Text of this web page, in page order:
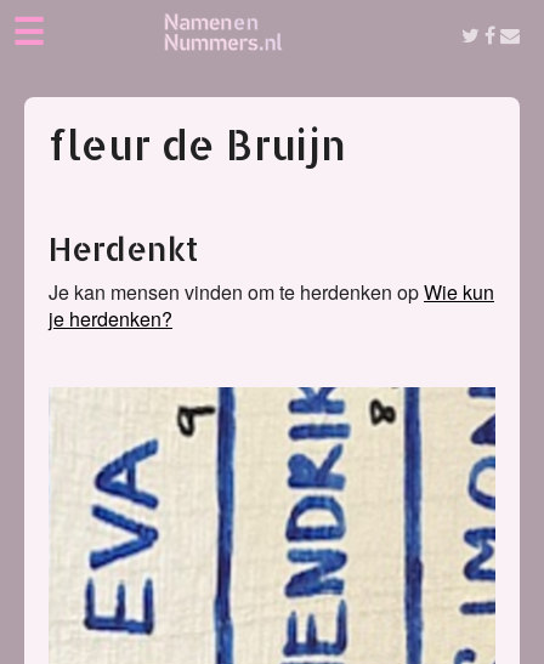
☰
fleur de Bruijn
Herdenkt
Je kan mensen vinden om te herdenken opWie kun
je herdenken?